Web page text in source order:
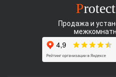
Protect
Продажа и